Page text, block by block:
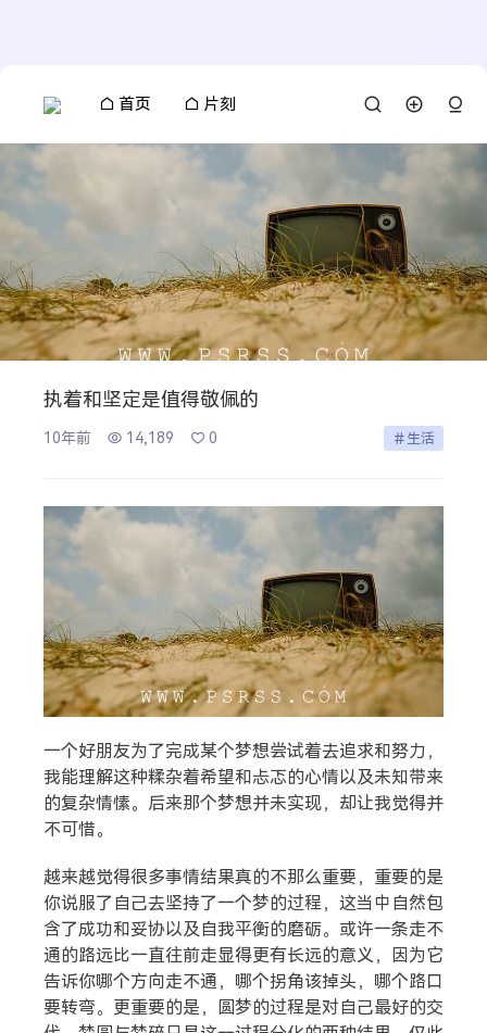
首页 片刻
搜索
热门分类
生活 音乐 微博 故事 杂志
摄影
执着和坚定是值得敬佩的
10年前 14,189 0 生活
一个好朋友为了完成某个梦想尝试着去追求和努力，
我能理解这种糅杂着希望和忐忑的心情以及未知带来
的复杂情愫。后来那个梦想并未实现，却让我觉得并
不可惜。
越来越觉得很多事情结果真的不那么重要，重要的是
你说服了自己去坚持了一个梦的过程，这当中自然包
含了成功和妥协以及自我平衡的磨砺。或许一条走不
通的路远比一直往前走显得更有长远的意义，因为它
告诉你哪个方向走不通，哪个拐角该掉头，哪个路口
要转弯。更重要的是，圆梦的过程是对自己最好的交